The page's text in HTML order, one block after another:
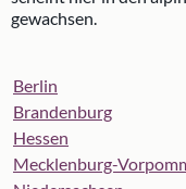
gewachsen.
Berlin
Brandenburg
Hessen
Mecklenburg-